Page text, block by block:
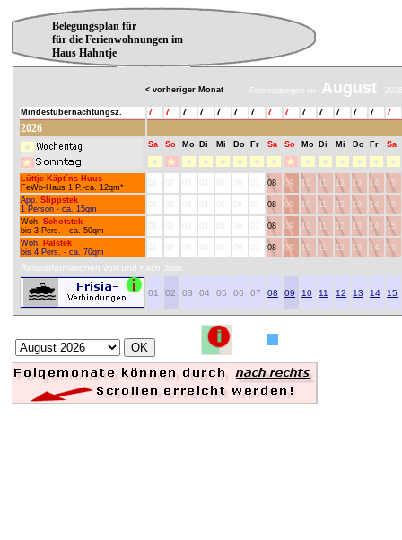
Belegungsplan für
für die Ferienwohnungen im
Haus Hahntje
< vorheriger Monat Freimeldungen im August 2026
Mindestübernachtungsz. 7 7 7 7 7 7 7 7 7 7 7 7 7 7 7
2026
Sa So Mo Di Mi Do Fr Sa So Mo Di Mi Do Fr Sa
Lüttje Käpt´ns Huus
FeWo-Haus 1 P.-ca. 12qm*
08 09 10 11 12 13 14
15
App. Slippstek
1 Person - ca. 15qm
08 09 10 11 12 13 14
15
Woh. Schotstek
bis 3 Pers. - ca. 50qm
08 09 10 11 12 13 14
15
Woh. Palstek
bis 4 Pers. - ca. 70qm
08 09 10 11 12 13 14 15
Reiseinformationen von und nach Juist
01 02 03 04 05 06 07 08 09 10 11 12 13 14 15